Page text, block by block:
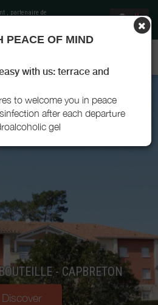
, partenaire de
PEACE OF MIND
with us: terrace and
to welcome you in peace
after each departure
gel
- CAPBRETON
Discover